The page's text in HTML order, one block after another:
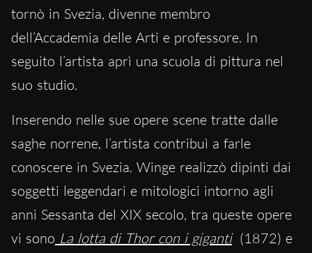
tornò in Svezia, divenne membro
dell’Accademia delle Arti e professore. In
seguito l’artista aprì una scuola di pittura nel
suo studio.
Inserendo nelle sue opere scene tratte dalle
saghe norrene, l’artista contribuì a farle
conoscere in Svezia. Winge realizzò dipinti dai
soggetti leggendari e mitologici intorno agli
anni Sessanta del XIX secolo, tra queste opere
vi sono La lotta di Thor con i giganti (1872) e